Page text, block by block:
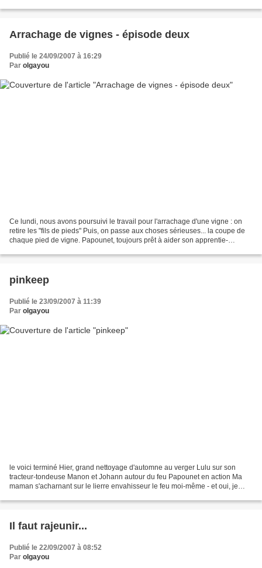
Arrachage de vignes - épisode deux
Publié le 24/09/2007 à 16:29
Par olgayou
Ce lundi, nous avons poursuivi le travail pour l'arrachage d'une vigne : on
retire les "fils de pieds" Puis, on passe aux choses sérieuses... la coupe de
chaque pied de vigne. Papounet, toujours prêt à aider son apprentie-
pinkeep
Publié le 23/09/2007 à 11:39
Par olgayou
le voici terminé Hier, grand nettoyage d'automne au verger Lulu sur son
tracteur-tondeuse Manon et Johann autour du feu Papounet en action Ma
maman s'acharnant sur le lierre envahisseur le feu moi-même - et oui, je
Il faut rajeunir...
Publié le 22/09/2007 à 08:52
Par olgayou